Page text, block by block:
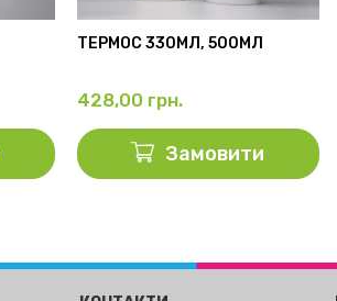
ТЕРМОС 330МЛ, 500МЛ
428,00 грн.
Замовити